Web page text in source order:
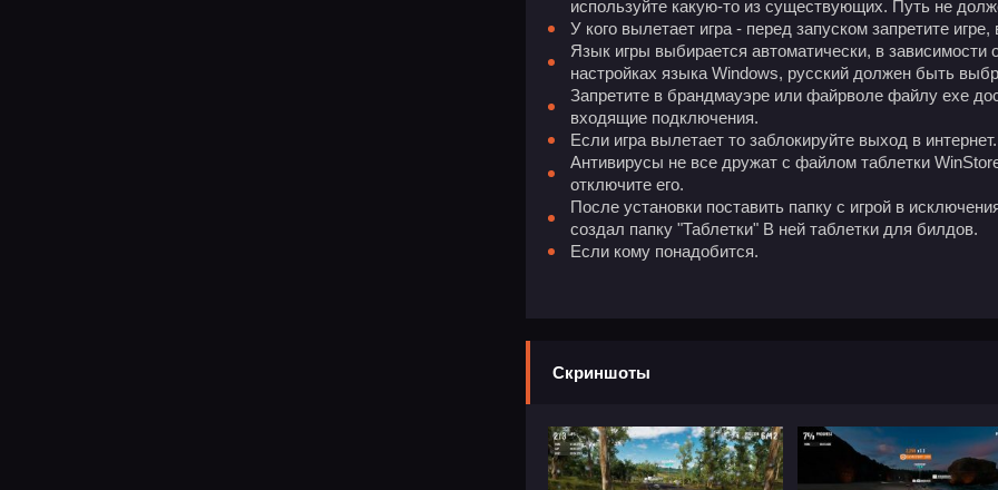
используйте какую-то из существующих. Путь не
У кого вылетает игра - перед запуском запретите игре,
Язык игры выбирается автоматически, в
настройках языка Windows, русский должен быть
Запретите в брандмауэре или файрволе файлу exe
входящие подключения.
Если игра вылетает то заблокируйте выход в интернет.
Антивирусы не все дружат с файлом таблетки
отключите его.
После установки поставить папку с игрой в
создал папку "Таблетки" В ней таблетки для билдов.
Если кому понадобится.
Скриншоты